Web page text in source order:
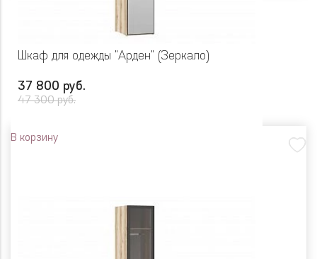
Шкаф для одежды "Арден" (Зеркало)
37 800 руб.
47 300 руб.
В корзину